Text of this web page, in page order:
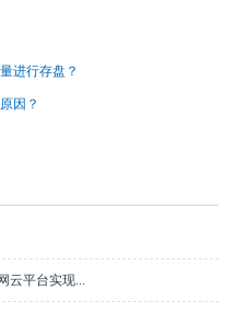
进行存盘？
因？
云平台实现...